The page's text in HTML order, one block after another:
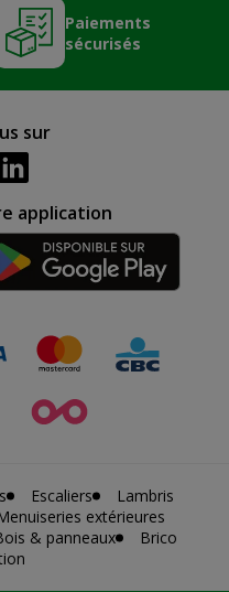
Paiements
sécurisés
sur
application
Escaliers
Lambris
extérieures
& panneaux
Brico